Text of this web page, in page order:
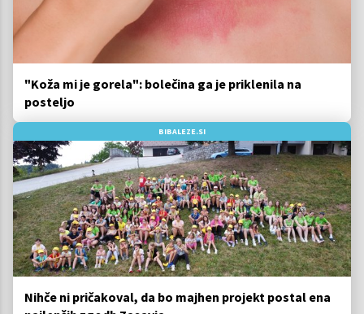
"Koža mi je gorela": bolečina ga je priklenila na
posteljo
BIBALEZE.SI
Nihče ni pričakoval, da bo majhen projekt postal ena